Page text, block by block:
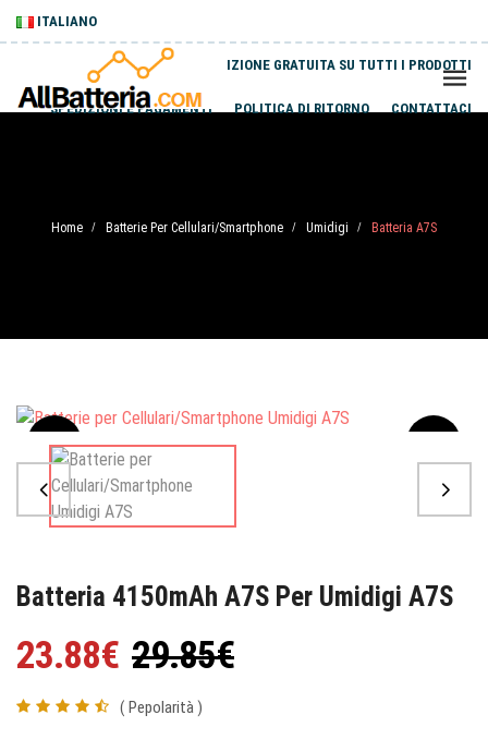
ITALIANO
SPEDIZIONE GRATUITA SU TUTTI I PRODOTTI
SPEDIZIONI E PAGAMENTI POLITICA DI RITORNO CONTATTACI
Home / Batterie Per Cellulari/Smartphone / Umidigi / Batteria A7S
Sale
Batteria 4150mAh A7S Per Umidigi A7S
23.88€ 29.85€
( Pepolarità )